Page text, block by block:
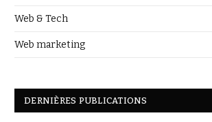
Web & Tech
Web marketing
DERNIÈRES PUBLICATIONS